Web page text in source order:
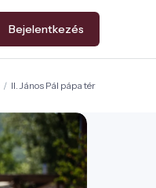
Bejelentkezés
/ II. János Pál pápa tér